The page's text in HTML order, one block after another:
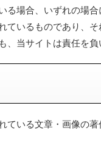
る場合、いずれの場
ているものであり、
、当サイトは責任を負
ている文章・画像の著